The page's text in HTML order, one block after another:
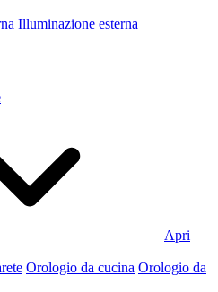
Illuminazione esterna
Apri
Orologio da cucina Orologio da